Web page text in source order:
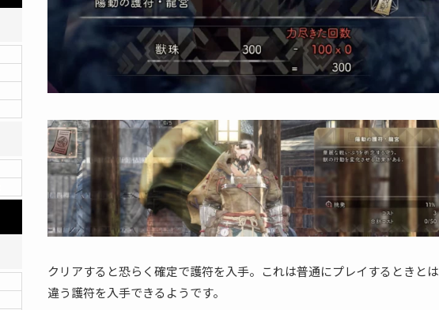
クリアすると恐らく確定で護符を入手。これは普通にプレイするときとは
違う護符を入手できるようです。